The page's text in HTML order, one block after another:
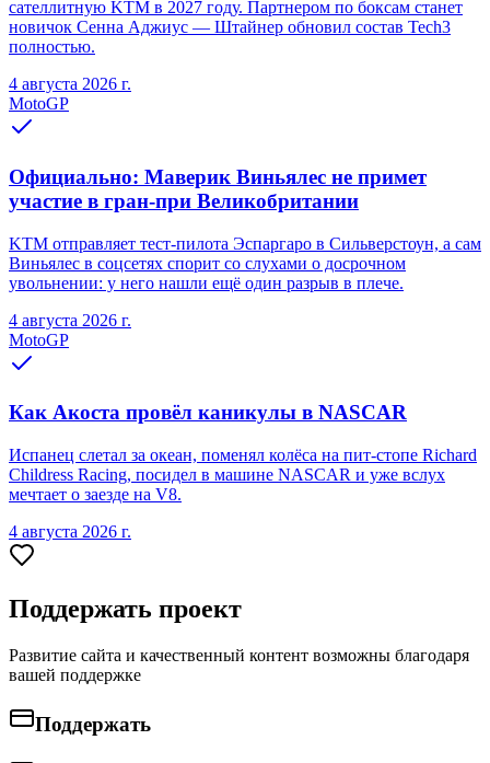
сателлитную KTM в 2027 году. Партнером по боксам станет
новичок Сенна Аджиус — Штайнер обновил состав Tech3
полностью.
4 августа 2026 г.
MotoGP
Официально: Маверик Виньялес не примет
участие в гран-при Великобритании
KTM отправляет тест-пилота Эспаргаро в Сильверстоун, а сам
Виньялес в соцсетях спорит со слухами о досрочном
увольнении: у него нашли ещё один разрыв в плече.
4 августа 2026 г.
MotoGP
Как Акоста провёл каникулы в NASCAR
Испанец слетал за океан, поменял колёса на пит-стопе Richard
Childress Racing, посидел в машине NASCAR и уже вслух
мечтает о заезде на V8.
4 августа 2026 г.
Поддержать проект
Развитие сайта и качественный контент возможны благодаря
вашей поддержке
Поддержать